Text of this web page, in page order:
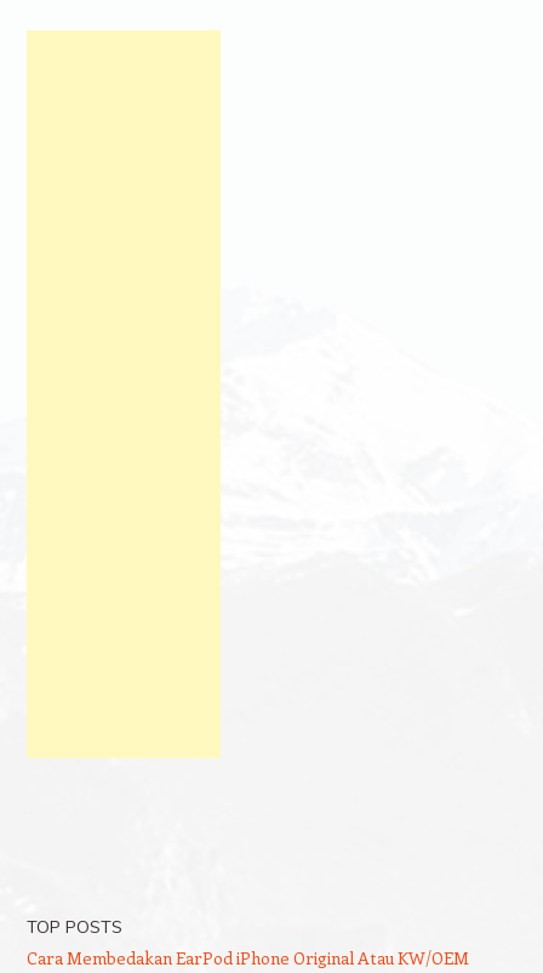
TOP POSTS
Cara Membedakan EarPod iPhone Original Atau KW/OEM